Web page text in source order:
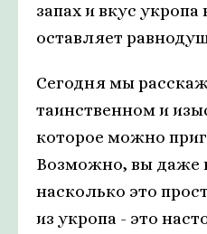
запах и вкус укропа
оставляет
Сегодня мы
таинственном и
которое можно
Возможно, вы даже
насколько это
из укропа - это